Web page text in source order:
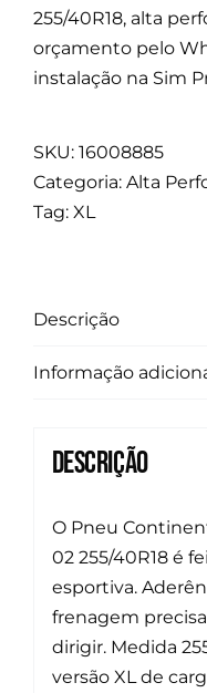
255/40R18, alta
orçamento pelo
instalação na Sim
SKU: 16008885
Categoria: Alta
Tag: XL
Descrição
Informação
Descrição
O Pneu
02 255/40R18 é
esportiva.
frenagem
dirigir. Medida
versão XL de